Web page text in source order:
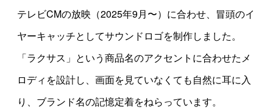
テレビCMの放映（2025年9月〜）に合わせ、冒頭のイ
ヤーキャッチとしてサウンドロゴを制作しました。
「ラクサス」という商品名のアクセントに合わせたメ
ロディを設計し、画面を見ていなくても自然に耳に入
り、ブランド名の記憶定着をねらっています。